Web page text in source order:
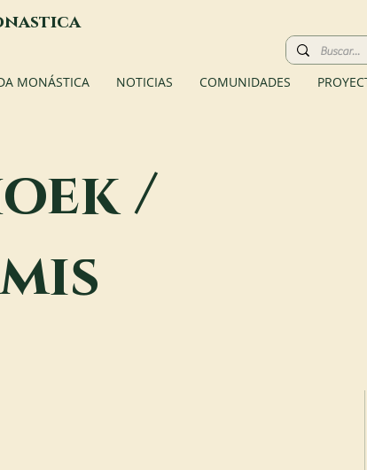
MONÁSTICA NOTICIAS COMUNIDADES
/